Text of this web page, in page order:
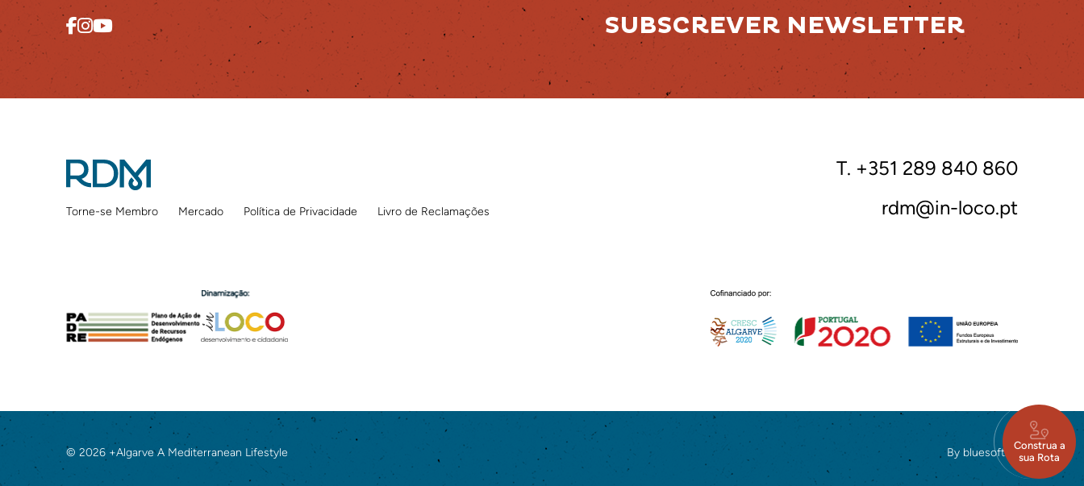
Construa a
sua Rota
SUBSCREVER NEWSLETTER
Torne-se Membro Mercado Política de Privacidade Livro de Reclamações
T. +351 289 840 860
rdm@in-loco.pt
© 2026 +Algarve A Mediterranean Lifestyle By bluesoft.pt